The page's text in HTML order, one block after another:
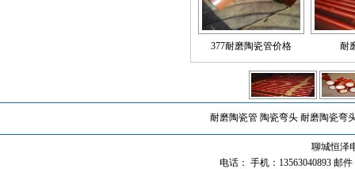
377耐磨陶瓷管价格 耐
耐磨陶瓷管 陶瓷弯头 耐磨陶瓷弯
聊城恒泽
电话： 手机：13563040893 邮